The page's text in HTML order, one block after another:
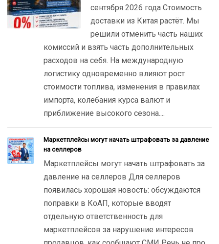
сентября 2026 года Стоимость
доставки из Китая растёт. Мы
решили отменить часть наших
комиссий и взять часть дополнительных
расходов на себя. На международную
логистику одновременно влияют рост
стоимости топлива, изменения в правилах
импорта, колебания курса валют и
приближение высокого сезона....
Маркетплейсы могут начать штрафовать за давление
на селлеров
Маркетплейсы могут начать штрафовать за
давление на селлеров Для селлеров
появилась хорошая новость: обсуждаются
поправки в КоАП, которые вводят
отдельную ответственность для
маркетплейсов за нарушение интересов